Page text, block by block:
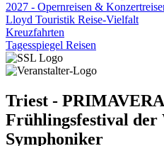
2027 - Opernreisen &
Lloyd Touristik Reise-Vielfalt
Kreuzfahrten
Tagesspiegel Reisen
Triest -
Frühlingsfestival der
Symphoniker